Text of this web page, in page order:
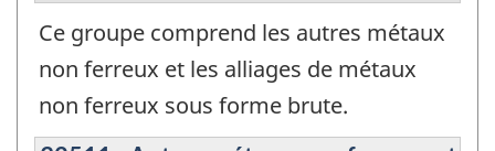
Ce groupe comprend les autres métaux
non ferreux et les alliages de métaux
non ferreux sous forme brute.